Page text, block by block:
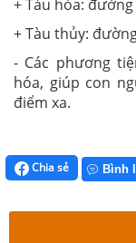
+ Tàu hòa:
+ Tàu thủy:
- Các phương
hóa, giúp con
điểm xa.
Chia sẻ Bình